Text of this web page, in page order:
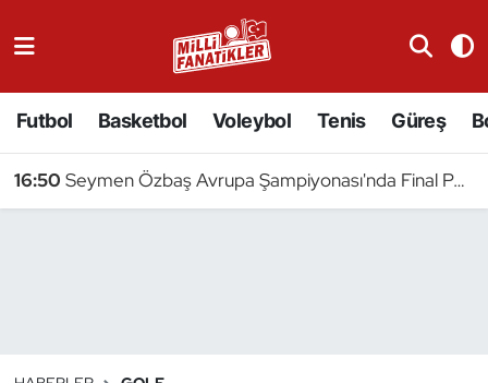
Futbol Basketbol Voleybol Tenis Güreş
16:50 Seymen Özbaş Avrupa Şampiyonası'nda Final Peşinde
Badminton